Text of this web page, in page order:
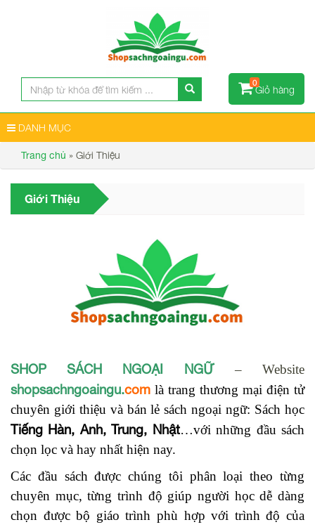
Giỏ hàng
0
DANH MỤC
Trang chủ » Giới Thiệu
Giới Thiệu
SHOP SÁCH NGOẠI NGỮ– Website
shopsachngoaingu.com là trang thương mại điện tử
chuyên giới thiệu và bán lẻ sách ngoại ngữ: Sách học
Tiếng Hàn, Anh, Trung, Nhật…với những đầu sách
chọn lọc và hay nhất hiện nay.
Các đầu sách được chúng tôi phân loại theo từng
chuyên mục, từng trình độ giúp người học dễ dàng
chọn được bộ giáo trình phù hợp với trình độ của